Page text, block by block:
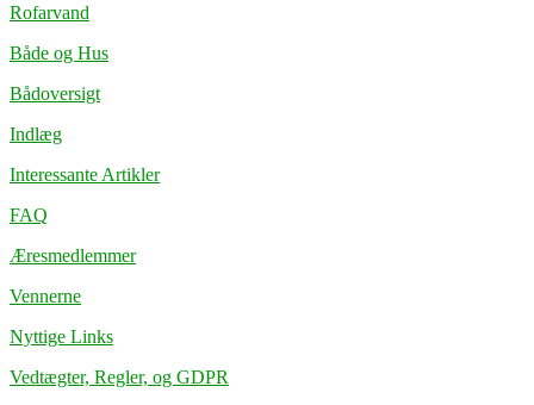
Rofarvand
Både og Hus
Bådoversigt
Indlæg
Interessante Artikler
FAQ
Æresmedlemmer
Vennerne
Nyttige Links
Vedtægter, Regler, og GDPR